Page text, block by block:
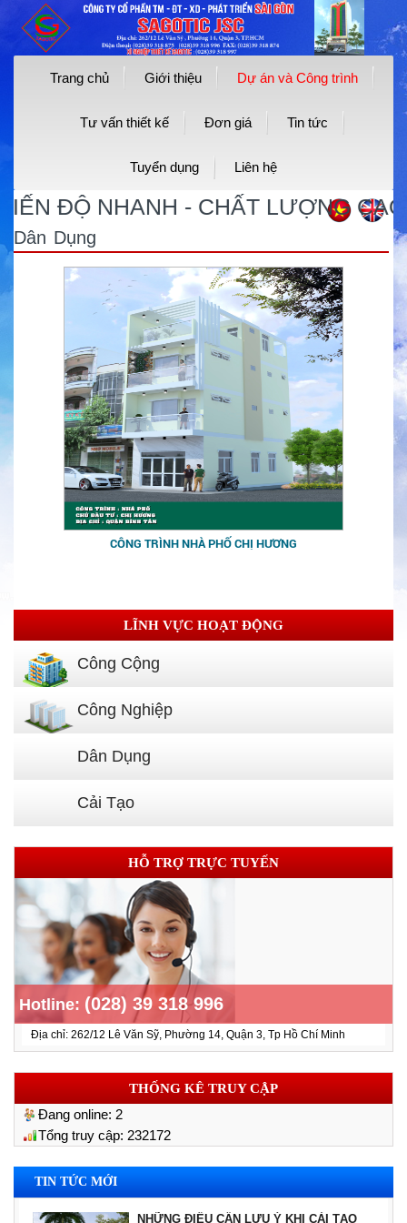
Trang chủ Giới thiệu Dự án và Công trình
Tư vấn thiết kế Đơn giá Tin tức
Tuyển dụng Liên hệ
ĐỘ NHANH - CHẤT LƯỢNG CAO
Dân Dụng
CÔNG TRÌNH NHÀ PHỐ CHỊ HƯƠNG
LĨNH VỰC HOẠT ĐỘNG
Công Cộng
Công Nghiệp
Dân Dụng
Cải Tạo
HỖ TRỢ TRỰC TUYẾN
Hotline: (028) 39 318 996
Địa chỉ: 262/12 Lê Văn Sỹ, Phường 14, Quận 3, Tp Hồ Chí Minh
THỐNG KÊ TRUY CẬP
Đang online: 2
Tổng truy cập: 232172
TIN TỨC MỚI
NHỮNG ĐIỀU CẦN LƯU Ý KHI CẢI TẠO